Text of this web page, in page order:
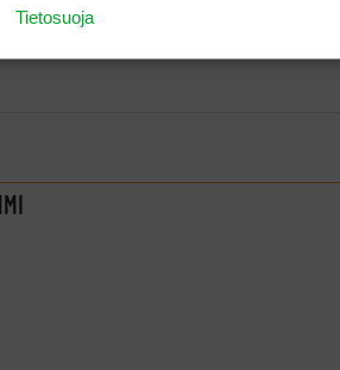
Tietosuoja